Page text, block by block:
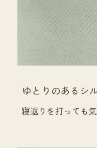
ゆとりのあるシ
寝返りを打っても